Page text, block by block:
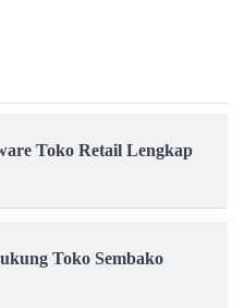
Toko Retail Lengkap
Toko Sembako